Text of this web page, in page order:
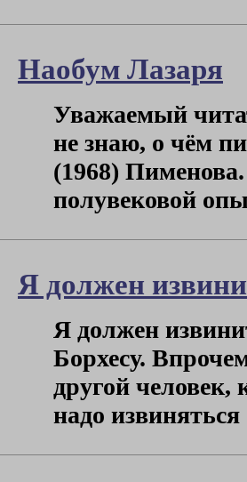
Наобум Лазаря
Уважаемый
не знаю, о чём
(1968)
полувековой
Я должен
Я должен
Борхесу.
другой человек,
надо извиняться